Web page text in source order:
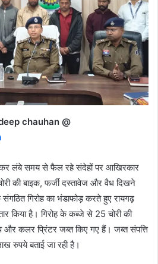
chauhan @
लंबे समय से फैल रहे संदेहों पर आखिरकार
की बाइक, फर्जी दस्तावेज और वैध दिखने
गिरोह का भंडाफोड़ करते हुए रायगढ़
किया है। गिरोह के कब्जे से 25 चोरी की
और कलर प्रिंटर जब्त किए गए हैं। जब्त संपत्ति
रुपये बताई जा रही है।